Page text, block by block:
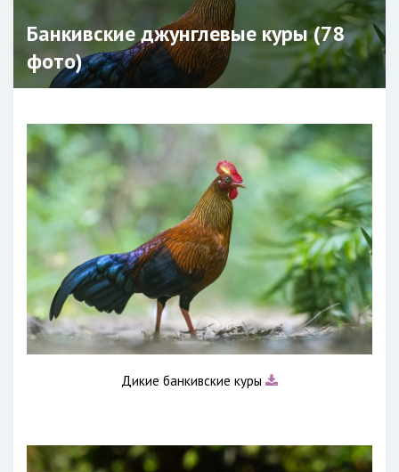
Банкивские джунглевые куры (78
фото)
Дикие банкивские куры